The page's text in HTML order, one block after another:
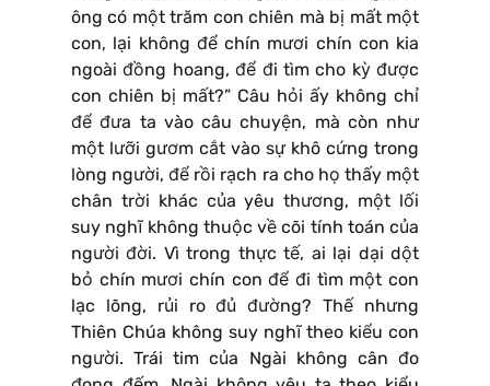
ông có một trăm con chiên mà bị mất một
con, lại không để chín mươi chín con kia
ngoài đồng hoang, để đi tìm cho kỳ được
con chiên bị mất?” Câu hỏi ấy không chỉ
để đưa ta vào câu chuyện, mà còn như
một lưỡi gươm cắt vào sự khô cứng trong
lòng người, để rồi rạch ra cho họ thấy một
chân trời khác của yêu thương, một lối
suy nghĩ không thuộc về cõi tính toán của
người đời. Vì trong thực tế, ai lại dại dột
bỏ chín mươi chín con để đi tìm một con
lạc lõng, rủi ro đủ đường? Thế nhưng
Thiên Chúa không suy nghĩ theo kiểu con
người. Trái tim của Ngài không cân đo